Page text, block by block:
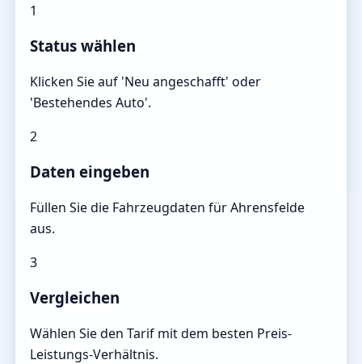
1
Status wählen
Klicken Sie auf 'Neu angeschafft' oder
'Bestehendes Auto'.
2
Daten eingeben
Füllen Sie die Fahrzeugdaten für Ahrensfelde
aus.
3
Vergleichen
Wählen Sie den Tarif mit dem besten Preis-
Leistungs-Verhältnis.